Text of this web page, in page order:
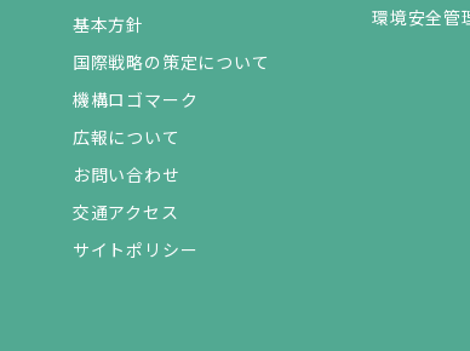
基本方針
国際戦略の策定について
機構ロゴマーク
広報について
お問い合わせ
交通アクセス
サイトポリシー
環境安全管